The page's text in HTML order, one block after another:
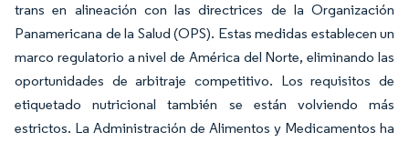
trans en alineación con las directrices de la Organización
Panamericana de la Salud (OPS). Estas medidas establecen un
marco regulatorio a nivel de América del Norte, eliminando las
oportunidades de arbitraje competitivo. Los requisitos de
etiquetado nutricional también se están volviendo más
estrictos. La Administración de Alimentos y Medicamentos ha